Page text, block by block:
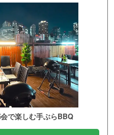
で楽しむ手ぶらBBQ